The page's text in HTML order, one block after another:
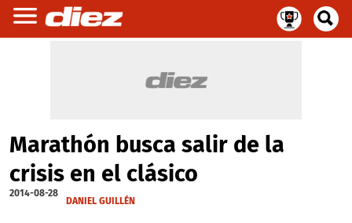
Marathón busca salir de la
crisis en el clásico
2014-08-28
DANIEL GUILLÉN